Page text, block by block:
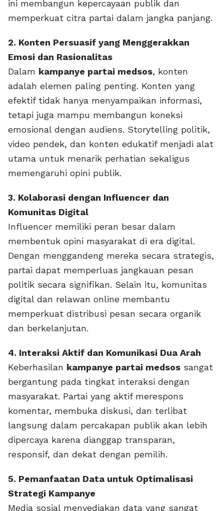
ini membangun kepercayaan publik dan
memperkuat citra partai dalam jangka panjang.
2. Konten Persuasif yang Menggerakkan
Emosi dan Rasionalitas
Dalam kampanye partai medsos, konten
adalah elemen paling penting. Konten yang
efektif tidak hanya menyampaikan informasi,
tetapi juga mampu membangun koneksi
emosional dengan audiens. Storytelling politik,
video pendek, dan konten edukatif menjadi alat
utama untuk menarik perhatian sekaligus
memengaruhi opini publik.
3. Kolaborasi dengan Influencer dan
Komunitas Digital
Influencer memiliki peran besar dalam
membentuk opini masyarakat di era digital.
Dengan menggandeng mereka secara strategis,
partai dapat memperluas jangkauan pesan
politik secara signifikan. Selain itu, komunitas
digital dan relawan online membantu
memperkuat distribusi pesan secara organik
dan berkelanjutan.
4. Interaksi Aktif dan Komunikasi Dua Arah
Keberhasilan kampanye partai medsos sangat
bergantung pada tingkat interaksi dengan
masyarakat. Partai yang aktif merespons
komentar, membuka diskusi, dan terlibat
langsung dalam percakapan publik akan lebih
dipercaya karena dianggap transparan,
responsif, dan dekat dengan pemilih.
5. Pemanfaatan Data untuk Optimalisasi
Strategi Kampanye
Media sosial menyediakan data yang sangat